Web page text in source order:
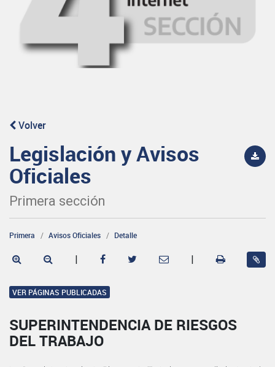
Volver
Legislación y Avisos
Oficiales
Primera sección
Primera Avisos Oficiales Detalle
| |
VER PÁGINAS PUBLICADAS
SUPERINTENDENCIA DE RIESGOS
DEL TRABAJO